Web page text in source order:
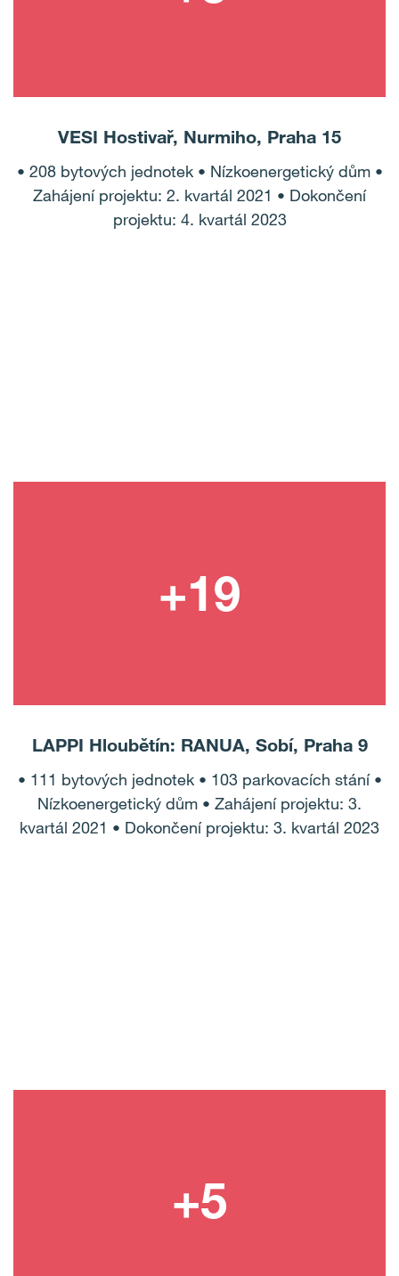
VESI Hostivař, Nurmiho, Praha 15
• 208 bytových jednotek • Nízkoenergetický dům •
Zahájení projektu: 2. kvartál 2021 • Dokončení
projektu: 4. kvartál 2023
LAPPI Hloubětín: RANUA, Sobí, Praha 9
• 111 bytových jednotek • 103 parkovacích stání •
Nízkoenergetický dům • Zahájení projektu: 3.
kvartál 2021 • Dokončení projektu: 3. kvartál 2023